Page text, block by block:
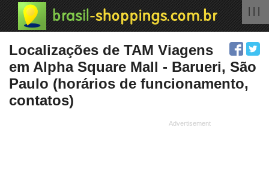
Localizações de TAM Viagens
em Alpha Square Mall - Barueri, São
Paulo (horários de funcionamento,
contatos)